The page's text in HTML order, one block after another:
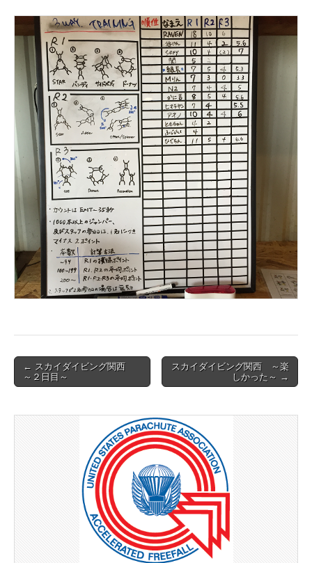
Post
navigation
← スカイダイビング関西
～２日目～
スカイダイビング関西 ～楽
しかった～ →